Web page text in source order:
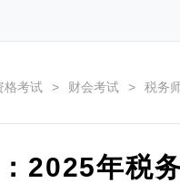
格考试 > 财会考试 > 税务
2025年税